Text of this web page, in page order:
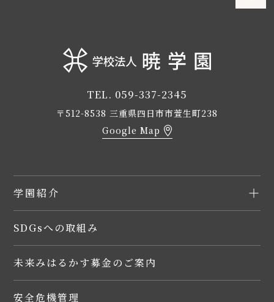
TEL. 059-337-2345
〒512-8538 三重県四日市市萱生町238
Google Map
学園紹介
SDGsへの取組み
未来みはるかす募金のご案内
安全危機管理